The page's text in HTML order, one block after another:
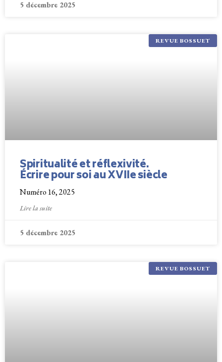
5 décembre 2025
REVUE BOSSUET
Spiritualité et réflexivité.
Écrire pour soi au XVIIe siècle
Numéro 16, 2025
Lire la suite
5 décembre 2025
REVUE BOSSUET